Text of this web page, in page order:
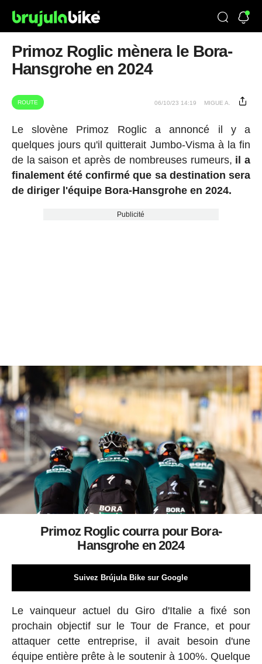
Primoz Roglic mènera le Bora-
Hansgrohe en 2024
ROUTE 06/10/23 14:19 MIGUE A.
Le slovène Primoz Roglic a annoncé il y a
quelques jours qu'il quitterait Jumbo-Visma à la fin
de la saison et après de nombreuses rumeurs, il a
finalement été confirmé que sa destination sera
de diriger l'équipe Bora-Hansgrohe en 2024.
Publicité
Primoz Roglic courra pour Bora-
Hansgrohe en 2024
Suivez Brújula Bike sur Google
Le vainqueur actuel du Giro d'Italie a fixé son
prochain objectif sur le Tour de France, et pour
attaquer cette entreprise, il avait besoin d'une
équipe entière prête à le soutenir à 100%. Quelque